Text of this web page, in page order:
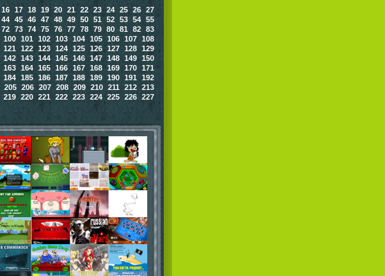
16 17 18 19 20 21 22 23 24 25 26 27
44 45 46 47 48 49 50 51 52 53 54 55
72 73 74 75 76 77 78 79 80 81 82 83
100 101 102 103 104 105 106 107 108
121 122 123 124 125 126 127 128 129
142 143 144 145 146 147 148 149 150
163 164 165 166 167 168 169 170 171
184 185 186 187 188 189 190 191
192
205 206 207 208 209 210 211 212 213
219 220 221 222 223 224 225 226 227